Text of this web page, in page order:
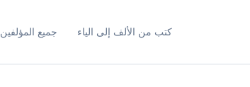
جميع المؤلفين كتب من الألف إلى الياء